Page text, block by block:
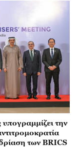
την
των BRICS